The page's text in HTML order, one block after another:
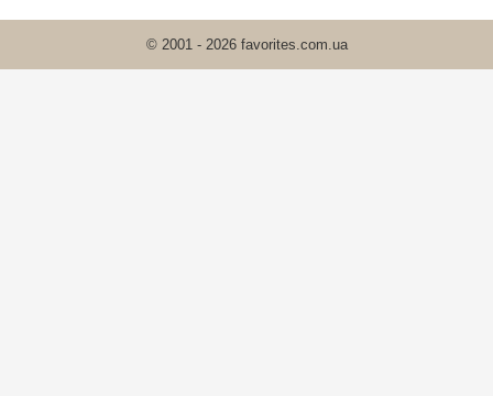
© 2001 - 2026 favorites.com.ua